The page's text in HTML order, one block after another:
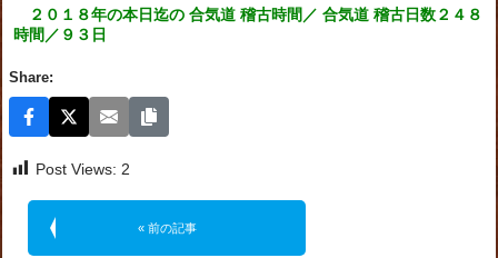
２０１８年の本日迄の 合気道 稽古時間／ 合気道 稽古日数２４８
時間／９３日
Share:
Post Views: 2
« 前の記事